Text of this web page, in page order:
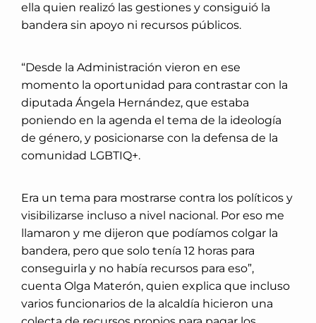
ella quien realizó las gestiones y consiguió la
bandera sin apoyo ni recursos públicos.
“Desde la Administración vieron en ese
momento la oportunidad para contrastar con la
diputada Ángela Hernández, que estaba
poniendo en la agenda el tema de la ideología
de género, y posicionarse con la defensa de la
comunidad LGBTIQ+.
Era un tema para mostrarse contra los políticos y
visibilizarse incluso a nivel nacional. Por eso me
llamaron y me dijeron que podíamos colgar la
bandera, pero que solo tenía 12 horas para
conseguirla y no había recursos para eso”,
cuenta Olga Materón, quien explica que incluso
varios funcionarios de la alcaldía hicieron una